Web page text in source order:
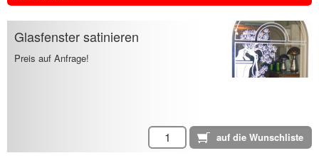
Glasfenster satinieren
Preis auf Anfrage!